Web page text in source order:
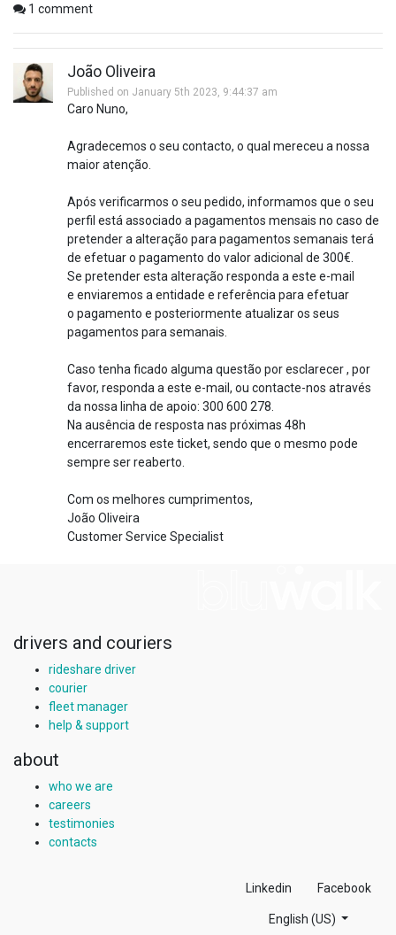
1 comment
João Oliveira
Published on January 5th 2023, 9:44:37 am
Caro Nuno,
Agradecemos o seu contacto, o qual mereceu a nossa
maior atenção.
Após verificarmos o seu pedido, informamos que o seu
perfil está associado a pagamentos mensais no caso de
pretender a alteração para pagamentos semanais terá
de efetuar o pagamento do valor adicional de 300€.
Se pretender esta alteração responda a este e-mail
e enviaremos a entidade e referência para efetuar
o pagamento e posteriormente atualizar os seus
pagamentos para semanais.
Caso tenha ficado alguma questão por esclarecer , por
favor, responda a este e-mail, ou contacte-nos através
da nossa linha de apoio: 300 600 278.
Na ausência de resposta nas próximas 48h
encerraremos este ticket, sendo que o mesmo pode
sempre ser reaberto.
Com os melhores cumprimentos,
João Oliveira
Customer Service Specialist
drivers and couriers
rideshare driver
courier
fleet manager
help & support
about
who we are
careers
testimonies
contacts
Linkedin Facebook
English (US)